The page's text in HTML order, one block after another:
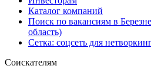
Каталог компаний
Поиск по вакансиям в
область)
Сетка: соцсеть для
Соискателям